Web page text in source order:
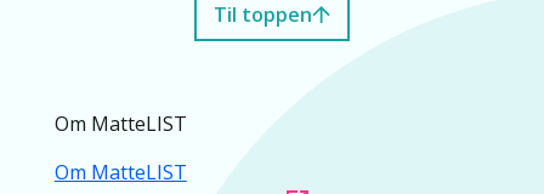
Til toppen
Om MatteLIST
Om MatteLIST